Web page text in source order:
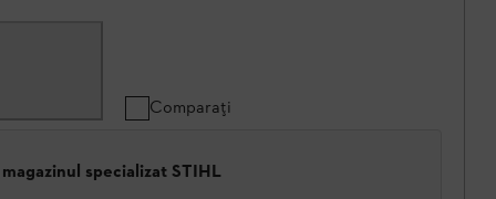
Comparați
specializat STIHL